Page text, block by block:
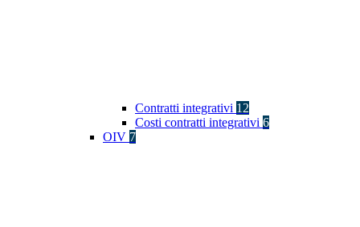
Contratti integrativi 12
Costi contratti integrativi 6
OIV 7